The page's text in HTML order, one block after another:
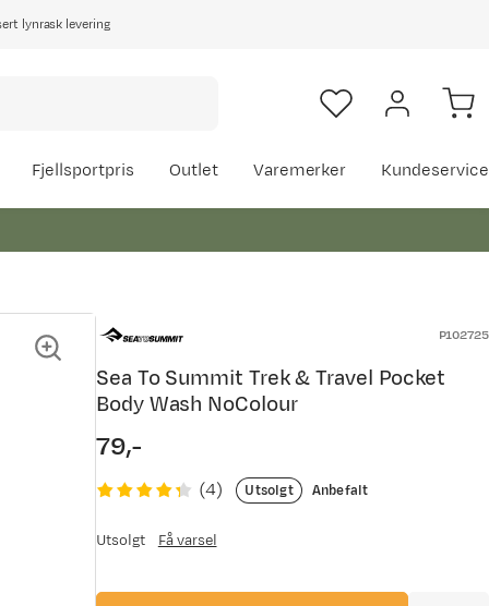
lynrask levering
Fjellsportpris Outlet Varemerker Kundeservice
P102725
Sea To Summit Trek & Travel Pocket
Body Wash NoColour
price
79,-
(4) Utsolgt Anbefalt
Utsolgt Få varsel